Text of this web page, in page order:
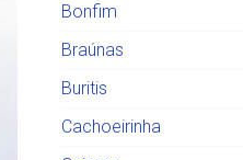
Bonfim
Braúnas
Buritis
Cachoeirinha